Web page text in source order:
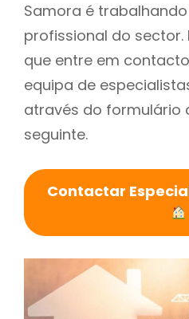
Samora é
profissional do sector.
que entre em
equipa de
através do formulário
seguinte.
Contactar